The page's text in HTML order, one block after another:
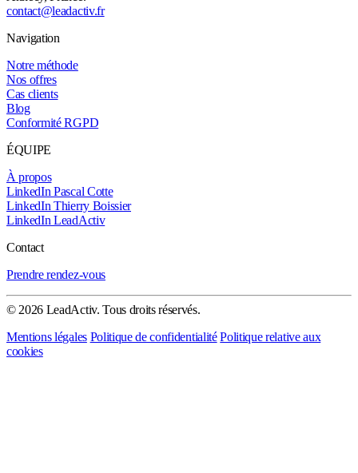
contact@leadactiv.fr
Navigation
Notre méthode
Nos offres
Cas clients
Blog
Conformité RGPD
ÉQUIPE
À propos
LinkedIn Pascal Cotte
LinkedIn Thierry Boissier
LinkedIn LeadActiv
Contact
Prendre rendez-vous
© 2026 LeadActiv. Tous droits réservés.
Mentions légales Politique de confidentialité Politique relative aux
cookies